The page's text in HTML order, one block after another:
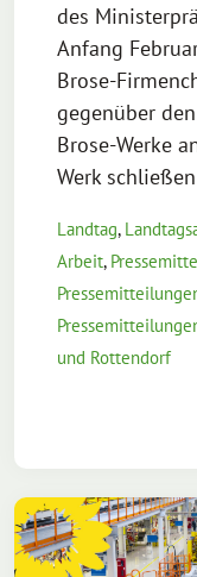
des
Anfang
Brose-
gegenüber
Brose-Werke
Werk
Landtag,
Arbeit,
und Rottendorf